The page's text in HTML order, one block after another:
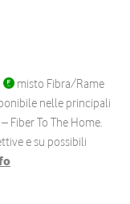
misto Fibra/Rame
nelle principali
– Fiber To The Home.
e su possibili